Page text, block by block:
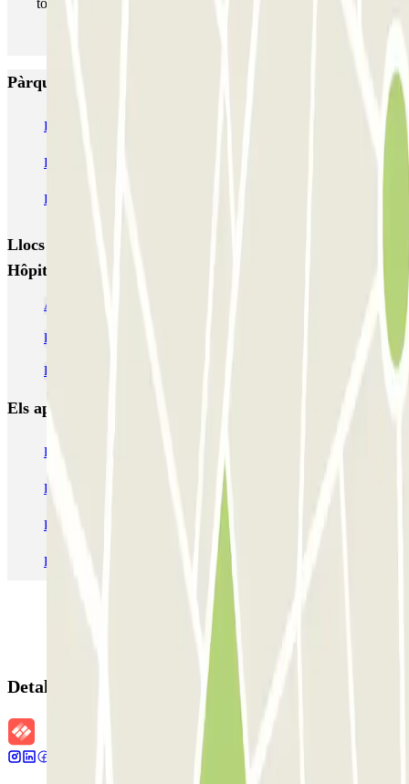
totes les vegades que vulguis.
Pàrquings més valorats a Rueil Malmaison
INDIGO Arcades
INDIGO Jean Jaurès INDIGO Rueil Mobipole
INDIGO 2 Gares
Llocs i esdeveniments interessants a prop de Ibis -
Hôpital Stell Zenpark
Aparcament a prop del barri de Wagram de París
Parking Athénée Théâtre Louis-Jouvet
Parc prop de Porte de Vanves a París
Els aparcaments
Pàrquing a Barcelona
Pàrquing a Aeroport de Barcelona-El Prat (BCN)
Pàrquing T1 AENA Aeropuerto Barcelona-El Prat
Pàrquing a Madrid Pàrquing a Venecia
Detalls de la reserva